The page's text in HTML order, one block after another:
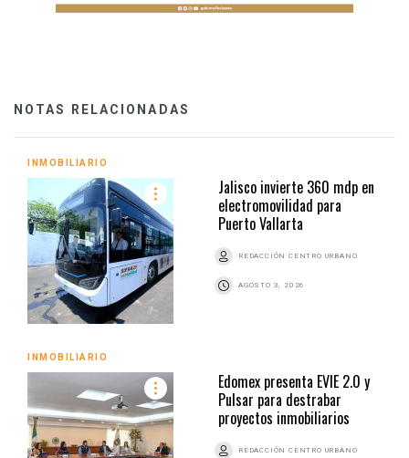
NOTAS RELACIONADAS
INMOBILIARIO
Jalisco invierte 360 mdp en
electromovilidad para
Puerto Vallarta
REDACCIÓN CENTRO URBANO
AGOSTO 3, 2026
INMOBILIARIO
Edomex presenta EVIE 2.0 y
Pulsar para destrabar
proyectos inmobiliarios
REDACCIÓN CENTRO URBANO